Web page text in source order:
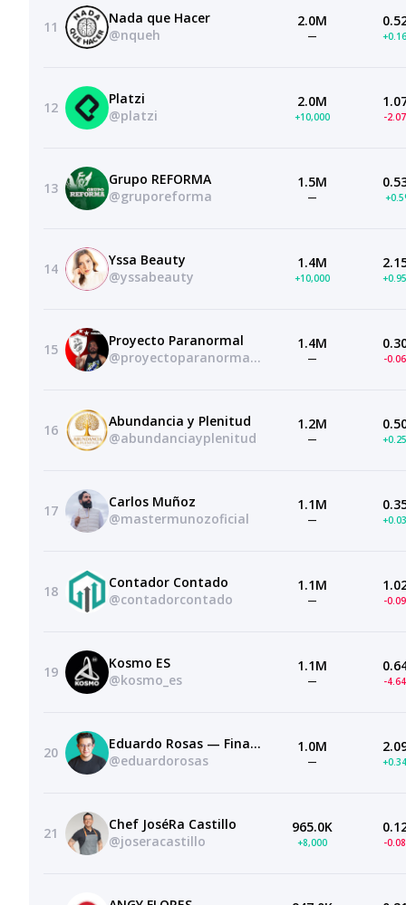
11
Nada que Hacer
@nqueh
2.0M
—
12
Platzi
@platzi
2.0M
+10,000 -
13
Grupo REFORMA
@gruporeforma
1.5M
—
14
Yssa Beauty
@yssabeauty
1.4M
+10,000
15
Proyecto Paranormal
@proyectoparanormalmexico
1.4M
— -
16
Abundancia y Plenitud
@abundanciayplenitud
1.2M
—
17
Carlos Muñoz
@mastermunozoficial
1.1M
—
18
Contador Contado
@contadorcontado
1.1M
— -
19
Kosmo ES
@kosmo_es
1.1M
— -
20
Eduardo Rosas — Finanzas Personales
@eduardorosas
1.0M
—
21
Chef JoséRa Castillo
@joseracastillo
965.0K
+8,000 -